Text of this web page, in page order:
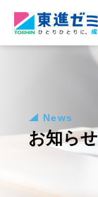
News
お知らせ